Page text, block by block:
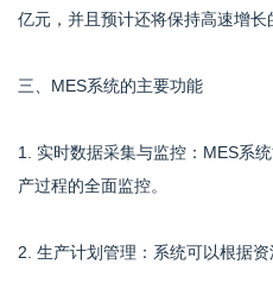
亿元，并且预计还将保持高速增长
三、MES系统的主要功能
1. 实时数据采集与监控：MES系
产过程的全面监控。
2. 生产计划管理：系统可以根据